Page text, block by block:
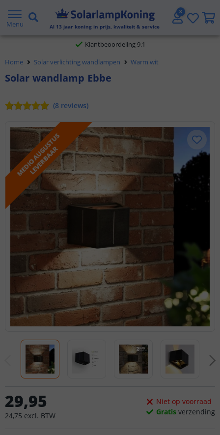
Menu Al 13 jaar koning in prijs, kwaliteit & service
Gratis verzending vanaf € 20,- NL en BE
Klantbeoordeling 9.1
Voor 23:45 uur besteld, morgen in huis
Home Solar verlichting wandlampen Warm wit
Solar wandlamp Ebbe
(8 reviews)
M
E
D
I
O
A
U
G
U
S
T
U
S
L
E
V
E
R
B
A
A
R
29,95
24,75 excl. BTW
Niet op voorraad
Gratis verzending